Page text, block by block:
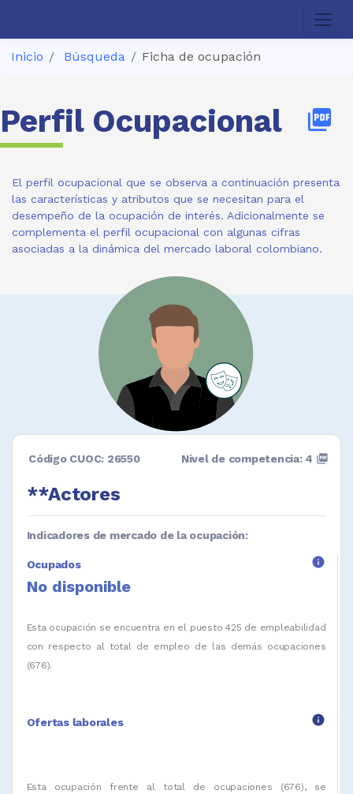
Inicio Búsqueda Ficha de ocupación
Perfil Ocupacional picture_as_pdf
El perfil ocupacional que se observa a continuación presenta
las características y atributos que se necesitan para el
desempeño de la ocupación de interés. Adicionalmente se
complementa el perfil ocupacional con algunas cifras
asociadas a la dinámica del mercado laboral colombiano.
Código CUOC: 26550
**Actores
Nivel de competencia: 4 picture_as_pdf
Indicadores de mercado de la ocupación:
Ocupados info
No disponible
Esta ocupación se encuentra en el puesto 425 de empleabilidad
con respecto al total de empleo de las demás ocupaciones
(676).
Ofertas laborales info
Esta ocupación frente al total de ocupaciones (676), se